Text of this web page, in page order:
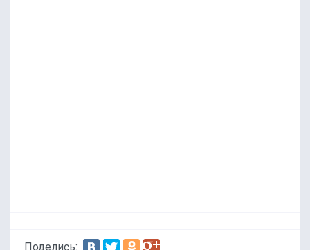
Поделись: